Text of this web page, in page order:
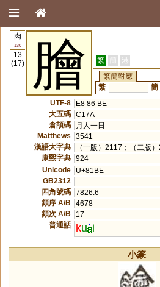
肉
130
13
(17)
膾 繁 簡 港
繁簡對應
繁
簡
UTF-8
E8 86 BE
大五碼 C17A
倉頡碼
月人一日
Matthews
3541
漢語大字典
（一版）2117；（二版
康熙字典 924
Unicode
U+81BE
GB2312
四角號碼 7826.6
頻序 A/B
4678
頻次 A/B
17
普通話
ku i
小篆